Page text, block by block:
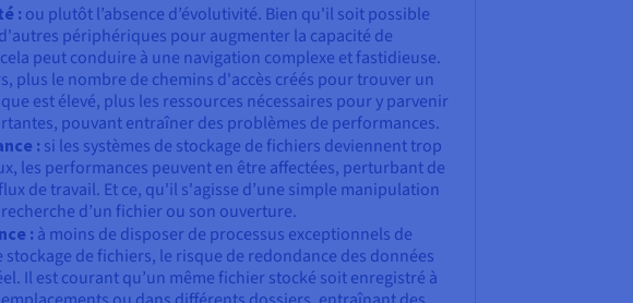
: ou plutôt l’absence d’évolutivité. Bien qu'il soit possible
périphériques pour augmenter la capacité de
peut conduire à une navigation complexe et fastidieuse.
plus le nombre de chemins d'accès créés pour trouver un
est élevé, plus les ressources nécessaires pour y parvenir
pouvant entraîner des problèmes de performances.
: si les systèmes de stockage de fichiers deviennent trop
les performances peuvent en être affectées, perturbant de
de travail. Et ce, qu'il s'agisse d’une simple manipulation
d’un fichier ou son ouverture.
: à moins de disposer de processus exceptionnels de
stockage de fichiers, le risque de redondance des données
Il est courant qu’un même fichier stocké soit enregistré à